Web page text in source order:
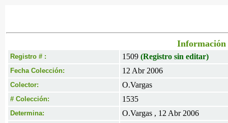
Información
Registro # : 1509 (Registro sin editar)
Fecha Colección: 12 Abr 2006
Colector: O.Vargas
# Colección: 1535
Determina: O.Vargas , 12 Abr 2006